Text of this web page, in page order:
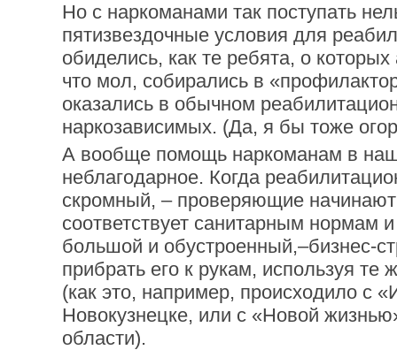
Но с наркоманами так поступать
пятизвездочные условия для
обиделись, как те ребята, о
что мол, собирались в
оказались в обычном
наркозависимых. (Да, я бы тоже
А вообще помощь наркоманам в
неблагодарное. Когда
скромный, – проверяющие
соответствует санитарным нормам
большой и обустроенный,–бизнес-
прибрать его к рукам, используя
(как это, например, происходило с
Новокузнецке, или с «Новой
области).